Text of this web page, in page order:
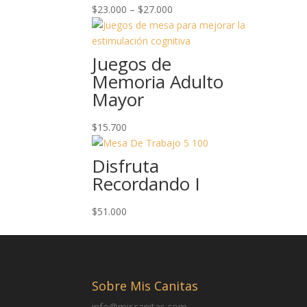
$23.000 – $27.000
Juegos de
Memoria Adulto
Mayor
$15.700
Disfruta
Recordando I
$51.000
Sobre Mis Canitas